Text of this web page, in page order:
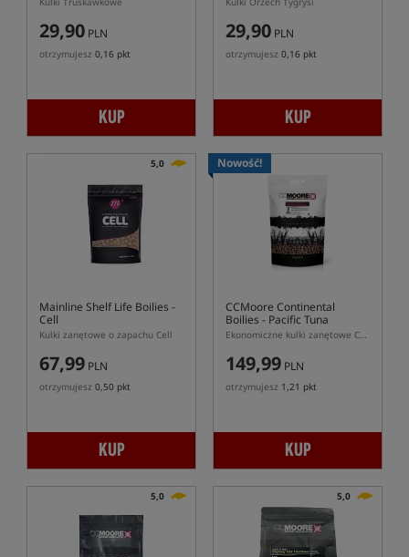
29,90 PLN
otrzymujesz 0,16 pkt
KUP
29,90 PLN
otrzymujesz 0,16 pkt
KUP
5,0
Mainline Shelf Life Boilies -
Cell
Kulki zanętowe o zapachu Cell
67,99 PLN
otrzymujesz 0,50 pkt
KUP
Nowość!
CCMoore Continental
Boilies - Pacific Tuna
Ekonomiczne kulki zanętowe CCMoore Continental Pacific Tuna
149,99 PLN
otrzymujesz 1,21 pkt
KUP
5,0 5,0